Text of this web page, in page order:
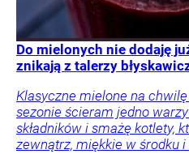
Do mielonych nie dodaję
znikają z talerzy
Klasyczne mielone na
sezonie ścieram jedno
składników i smażę kotlety,
zewnątrz, miękkie w środku i